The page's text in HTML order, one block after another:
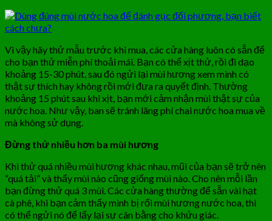
Vì vậy hãy thử mẫu trước khi mua, các cửa hàng luôn có sẵn để
cho bạn thử miễn phí thoải mái. Bạn có thể xịt thử, rồi đi dạo
khoảng 15-30 phút, sau đó ngửi lại mùi hương xem mình có
thật sự thích hay không rồi mới đưa ra quyết định. Thường
khoảng 15 phút sau khi xịt, bạn mới cảm nhận mùi thật sự của
nước hoa. Như vậy, ban sẽ tránh lãng phí chai nước hoa mua về
mà không sử dụng.
Đừng thử nhiều hơn ba mùi hương
Khi thử quá nhiều mùi hương khác nhau, mũi của bạn sẽ trở nên
“quá tải” và thấy mùi nào cũng giống mùi nào. Cho nên mỗi lần
bạn đừng thử quá 3 mùi. Các cửa hàng thường để sẵn vài hạt
cà phê, khi bạn cảm thấy mình bị rối mùi hương nước hoa, thì
có thể ngửi nó để lấy lại sự cân bằng cho khứu giác.